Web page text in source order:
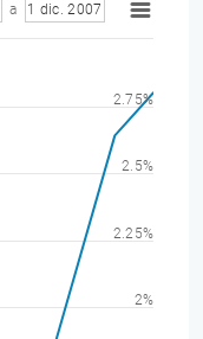
a 1 dic. 2007
2%
2.25%
2.5%
2.75%